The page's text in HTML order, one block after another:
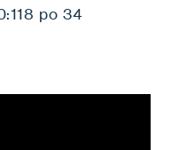
po 34